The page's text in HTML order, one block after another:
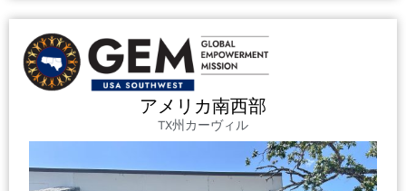
アメリカ南西部
TX州カーヴィル